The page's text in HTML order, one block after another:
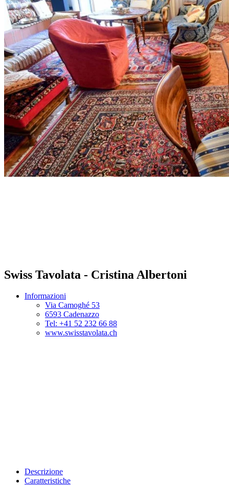
Swiss Tavolata - Cristina Albertoni
Informazioni
Via Camoghé 53
6593 Cadenazzo
Tel: +41 52 232 66 88
www.swisstavolata.ch
Descrizione
Caratteristiche